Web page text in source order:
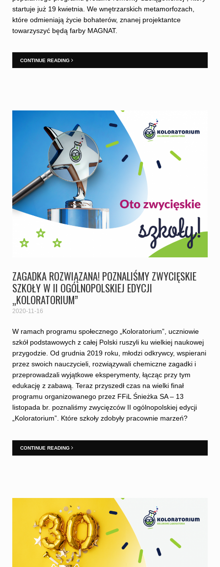
startuje już 19 kwietnia. We wnętrzarskich metamorfozach,
które odmieniają życie bohaterów, znanej projektantce
towarzyszyć będą farby MAGNAT.
CONTINUE READING
ZAGADKA ROZWIĄZANA! POZNALIŚMY ZWYCIĘSKIE
SZKOŁY W II OGÓLNOPOLSKIEJ EDYCJI
„KOLORATORIUM”
2020-11-16
W ramach programu społecznego „Koloratorium”, uczniowie
szkół podstawowych z całej Polski ruszyli ku wielkiej naukowej
przygodzie. Od grudnia 2019 roku, młodzi odkrywcy, wspierani
przez swoich nauczycieli, rozwiązywali chemiczne zagadki i
przeprowadzali wyjątkowe eksperymenty, łącząc przy tym
edukację z zabawą. Teraz przyszedł czas na wielki finał
programu organizowanego przez FFiL Śnieżka SA – 13
listopada br. poznaliśmy zwycięzców II ogólnopolskiej edycji
„Koloratorium”. Które szkoły zdobyły pracownie marzeń?
CONTINUE READING